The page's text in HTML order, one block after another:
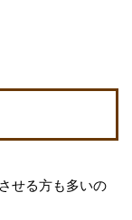
せる方も多いの